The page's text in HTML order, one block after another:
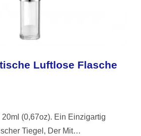
Luftlose Flasche
20ml (0,67oz). Ein Einzigartig
Tiegel, Der Mit